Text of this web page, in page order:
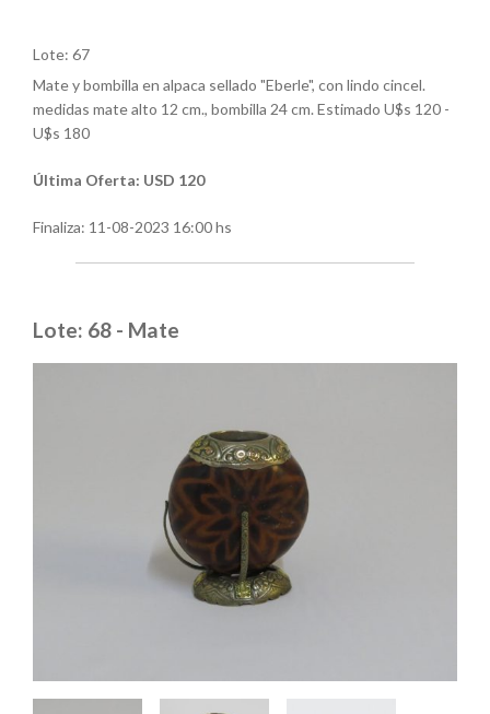
Lote: 67
Mate y bombilla en alpaca sellado "Eberle", con lindo cincel.
medidas mate alto 12 cm., bombilla 24 cm. Estimado U$s 120 -
U$s 180
Última Oferta: USD 120
Finaliza: 11-08-2023 16:00 hs
Lote: 68 - Mate